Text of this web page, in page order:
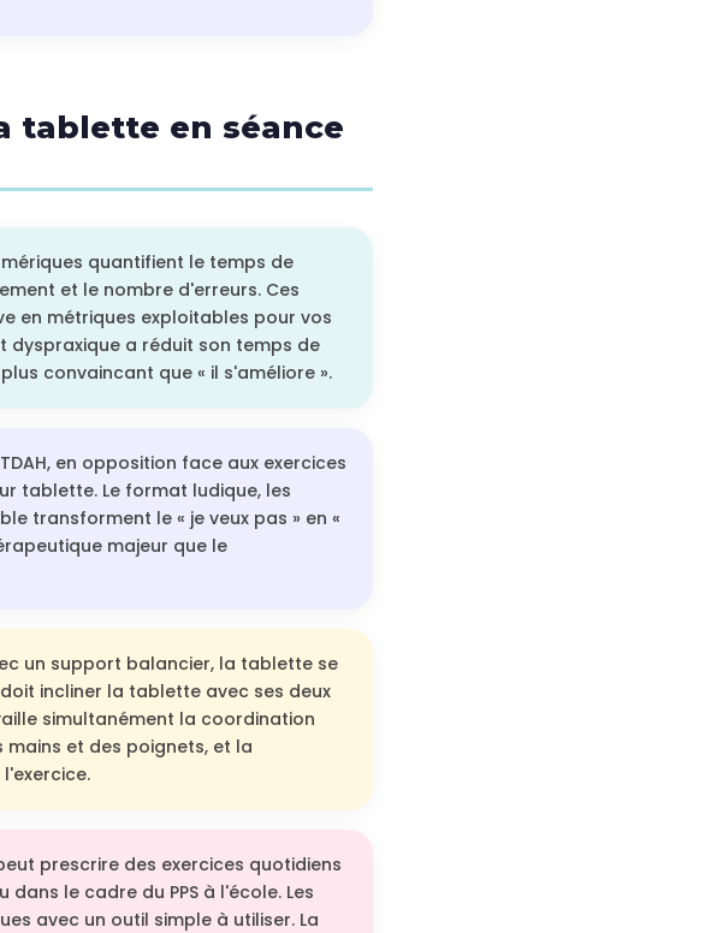
tablette en séance
quantifient le temps de
et le nombre d'erreurs. Ces
en métriques exploitables pour vos
dyspraxique a réduit son temps de
convaincant que « il s'améliore ».
en opposition face aux exercices
tablette. Le format ludique, les
transforment le « je veux pas » en «
majeur que le
un support balancier, la tablette se
incliner la tablette avec ses deux
simultanément la coordination
et des poignets, et la
prescrire des exercices quotidiens
le cadre du PPS à l'école. Les
avec un outil simple à utiliser. La